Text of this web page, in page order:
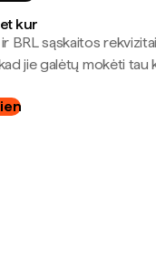
kur
ir BRL sąskaitos
jie galėtų mokėti tau